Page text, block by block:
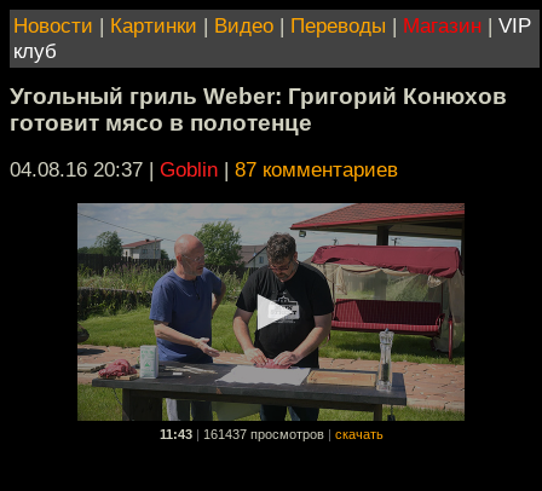
Новости | Картинки | Видео | Переводы | Магазин | VIP
клуб
Угольный гриль Weber: Григорий Конюхов
готовит мясо в полотенце
04.08.16 20:37 | Goblin | 87 комментариев
11:43 161437 просмотров скачать